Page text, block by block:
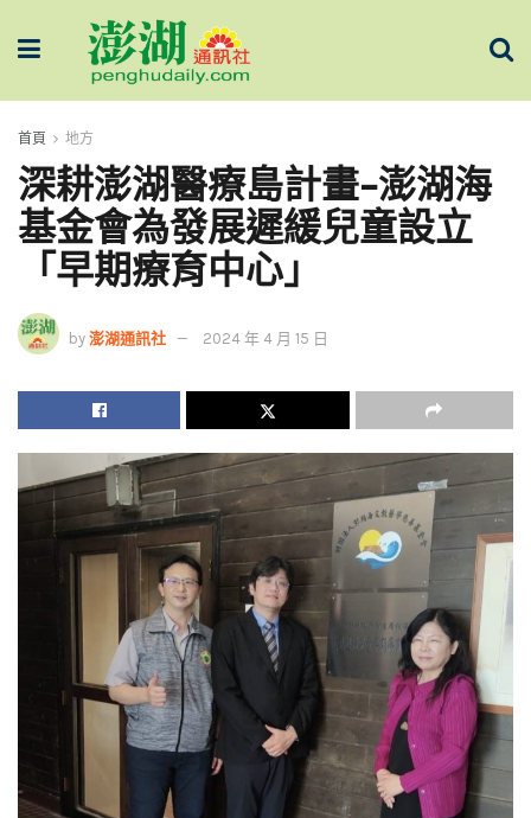
首頁 地方
深耕澎湖醫療島計畫-澎湖海
基金會為發展遲緩兒童設立
「早期療育中心」
by 澎湖通訊社 2024 年 4 月 15 日